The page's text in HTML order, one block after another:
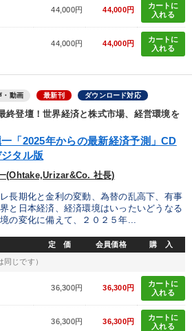
44,000円 44,000円
カートに
入れる
44,000円 44,000円
カートに
入れる
・動画 最新刊 ダウンロード対応
終登壇！世界経済と株式市場、経営環境を
「2025年からの最新経済予測」CD
タル版
(Ohtake,Urizar&Co. 社長)
長期化と金利の変動、為替の乱高下、有事
と日本経済、経済環境はいったいどうなる
の変化に備えて、２０２５年...
定 価 会員価格 購 入
同じです）
36,300円 36,300円
カートに
入れる
36,300円 36,300円
カートに
入れる